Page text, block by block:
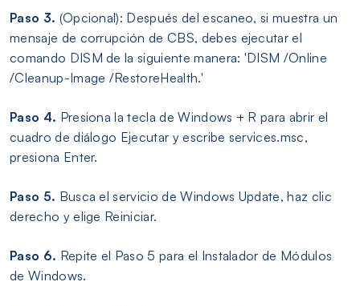
Paso 3. (Opcional): Después del escaneo, si muestra un
mensaje de corrupción de CBS, debes ejecutar el
comando DISM de la siguiente manera: 'DISM /Online
/Cleanup-Image /RestoreHealth.'
Paso 4. Presiona la tecla de Windows + R para abrir el
cuadro de diálogo Ejecutar y escribe services.msc,
presiona Enter.
Paso 5. Busca el servicio de Windows Update, haz clic
derecho y elige Reiniciar.
Paso 6. Repite el Paso 5 para el Instalador de Módulos
de Windows.